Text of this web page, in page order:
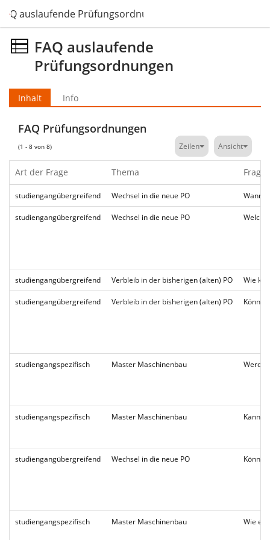
auslaufende Prüfungsordnungen
FAQ auslaufende
Prüfungsordnungen
Inhalt Info
FAQ Prüfungsordnungen
(1 - 8 von 8) Zeilen Ansicht
Art der Frage Thema Frage
studiengangübergreifend Wechsel in die neue PO Wann
studiengangübergreifend Wechsel in die neue PO
studiengangübergreifend Verbleib in der bisherigen (alten) PO Wie
studiengangübergreifend Verbleib in der bisherigen (alten) PO
studiengangspezifisch Master Maschinenbau
studiengangspezifisch Master Maschinenbau Kann
studiengangübergreifend Wechsel in die neue PO
studiengangspezifisch Master Maschinenbau Wie